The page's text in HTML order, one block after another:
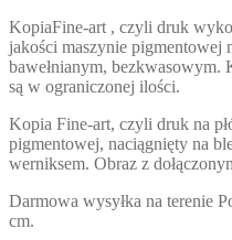
KopiaFine-art , czyli druk
jakości maszynie pigmentowej
bawełnianym, bezkwasowym.
są w ograniczonej ilości.
Kopia Fine-art, czyli druk na
pigmentowej, naciągnięty na
werniksem. Obraz z
Darmowa wysyłka na terenie
cm.